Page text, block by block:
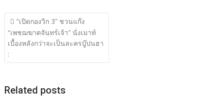
ac
e
b
o
k
w
itt
er
n
e
o
p
y
Li
n
h
e
แนะแนว
เรื่อง
“เปิดกองวิก 3” ชวนแก๊ง
“เพชฌฆาตจันทร์เจ้า” นั่งเมาท์
เบื้องหลังกว่าจะเป็นละครบู๊ปนฮา
:
Related posts